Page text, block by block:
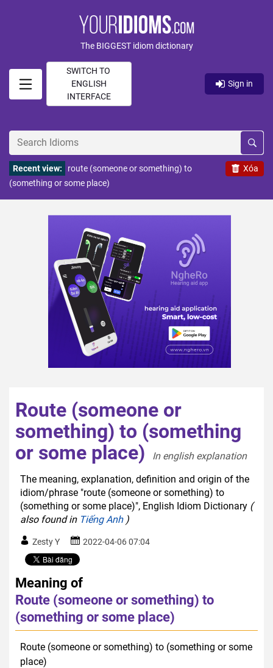
The BIGGEST idiom dictionary
SWITCH TO
ENGLISH
INTERFACE
Sign in
Xóa
Recent view:
route (someone or something) to
(something or some place)
Route (someone or
something) to (something
or some place)
In english explanation
The meaning, explanation, definition and origin of the
idiom/phrase "route (someone or something) to
(something or some place)", English Idiom Dictionary (
also found in Tiếng Anh)
Zesty Y 2022-04-06 07:04
Meaning of
Route (someone or something) to
(something or some place)
Route (someone or something) to (something or some
place)